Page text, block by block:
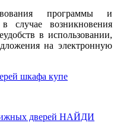
программы и
случае возникновения
в использовании,
на электронную
шкафа купе
дверей НАЙДИ